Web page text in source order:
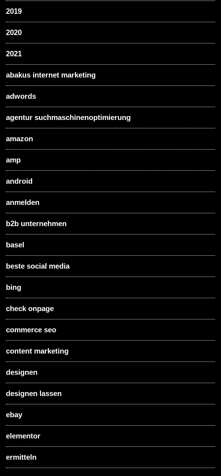
2019
2020
2021
abakus internet marketing
adwords
agentur suchmaschinenoptimierung
amazon
amp
android
anmelden
b2b unternehmen
basel
beste social media
bing
check onpage
commerce seo
content marketing
designen
designen lassen
ebay
elementor
ermitteln